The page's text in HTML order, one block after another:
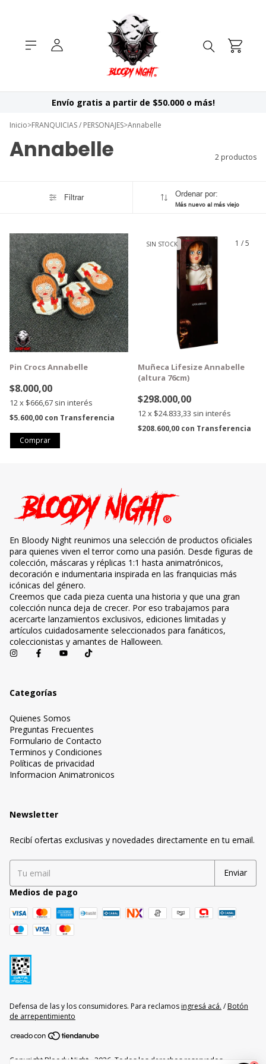
Envío gratis a partir de $50.000 o más!
Inicio>FRANQUICIAS / PERSONAJES>Annabelle
Annabelle 2 productos
Filtrar Ordenar por:
Más nuevo al más viejo
Pin Crocs Annabelle
$8.000,00
12x $666,67 sin interés
$5.600,00 con Transferencia
1 /5
SIN STOCK
Muñeca Lifesize Annabelle
(altura 76cm)
$298.000,00
12x $24.833,33 sin interés
$208.600,00 con Transferencia
En Bloody Night reunimos una selección de productos oficiales
para quienes viven el terror como una pasión. Desde figuras de
colección, máscaras y réplicas 1:1 hasta animatrónicos,
decoración e indumentaria inspirada en las franquicias más
icónicas del género.
Creemos que cada pieza cuenta una historia y que una gran
colección nunca deja de crecer. Por eso trabajamos para
acercarte lanzamientos exclusivos, ediciones limitadas y
artículos cuidadosamente seleccionados para fanáticos,
coleccionistas y amantes de Halloween.
Categorías
Quienes Somos
Preguntas Frecuentes
Formulario de Contacto
Terminos y Condiciones
Políticas de privacidad
Informacion Animatronicos
Newsletter
Recibí ofertas exclusivas y novedades directamente en tu email.
Medios de pago
Defensa de las y los consumidores. Para reclamosingresá acá. /Botón
de arrepentimiento
Copyright Bloody Night - 2026. Todos los derechos reservados.